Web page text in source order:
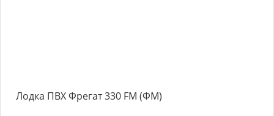
Лодка ПВХ Фрегат 330 FM (ФМ)